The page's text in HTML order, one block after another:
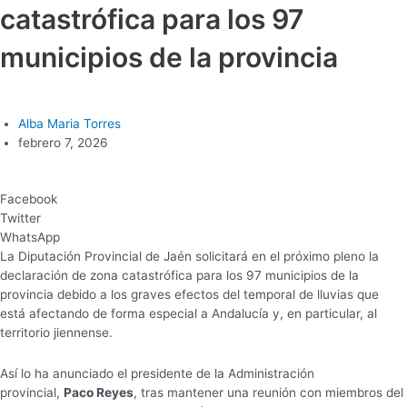
catastrófica para los 97
municipios de la provincia
Alba Maria Torres
febrero 7, 2026
Facebook
Twitter
WhatsApp
La Diputación Provincial de Jaén solicitará en el próximo pleno la
declaración de zona catastrófica para los 97 municipios de la
provincia debido a los graves efectos del temporal de lluvias que
está afectando de forma especial a Andalucía y, en particular, al
territorio jiennense.
Así lo ha anunciado el presidente de la Administración
provincial, Paco Reyes, tras mantener una reunión con miembros del